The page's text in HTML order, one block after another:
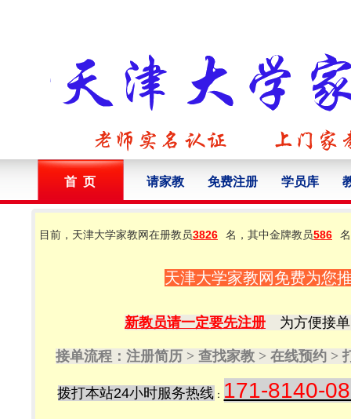
首 页 请家教 免费注册 学员库
目前，天津大学家教网在册教员3826 名，其中金牌教员586
天津大学家教网免费为您
新教员请一定要先注册 为方便接
接单流程：注册简历 > 查找家教 > 在线预约 >
拨打本站24小时服务热线 ： 171-8140-